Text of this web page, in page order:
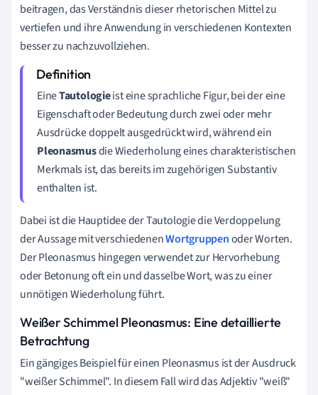
beitragen, das Verständnis dieser rhetorischen Mittel zu
vertiefen und ihre Anwendung in verschiedenen Kontexten
besser zu nachzuvollziehen.
EineTautologieist eine sprachliche Figur, bei der eine
Eigenschaft oder Bedeutung durch zwei oder mehr
Ausdrücke doppelt ausgedrückt wird, während ein
Pleonasmusdie Wiederholung eines charakteristischen
Merkmals ist, das bereits im zugehörigen Substantiv
enthalten ist.
Dabei ist die Hauptidee der Tautologie die Verdoppelung
der Aussage mit verschiedenenWortgruppenoder Worten.
Der Pleonasmus hingegen verwendet zur Hervorhebung
oder Betonung oft ein und dasselbe Wort, was zu einer
unnötigen Wiederholung führt.
Weißer Schimmel Pleonasmus: Eine detaillierte
Betrachtung
Ein gängiges Beispiel für einen Pleonasmus ist der Ausdruck
"weißer Schimmel". In diesem Fall wird das Adjektiv "weiß"